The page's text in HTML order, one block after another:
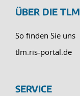
ÜBER DIE TLM
So finden Sie uns
tlm.ris-portal.de
SERVICE